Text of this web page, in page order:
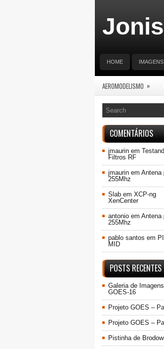
HOME IMAGENS
AEROMODELISMO »
COMENTÁRIOS
jmaurin em
Filtros RF
jmaurin em Antena
255Mhz
Slab em XCP-ng
XenCenter
antonio em Antena
255Mhz
pablo santos em
MID
POSTS RECENTES
Galeria de
GOES-16
Projeto GOES –
Projeto GOES –
Pistinha de